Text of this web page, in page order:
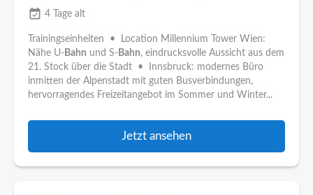
event_available 4 Tage alt
Trainingseinheiten • Location Millennium Tower Wien:
Nähe U- Bahn und S- Bahn, eindrucksvolle Aussicht aus dem
21. Stock über die Stadt • Innsbruck: modernes Büro
inmitten der Alpenstadt mit guten Busverbindungen,
hervorragendes Freizeitangebot im Sommer und Winter...
Jetzt ansehen